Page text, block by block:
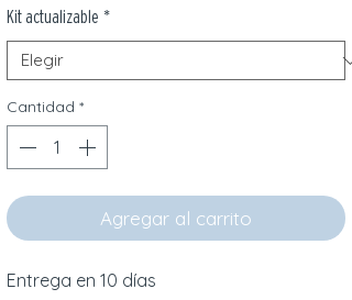
Kit actualizable *
Cantidad *
Agregar al carrito
Entrega en 10 días